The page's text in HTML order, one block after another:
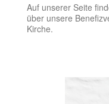
Auf unserer Seite
über unsere
Kirche.